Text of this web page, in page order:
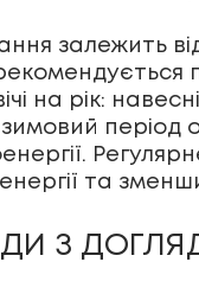
залежить
на рік:
період
та
З